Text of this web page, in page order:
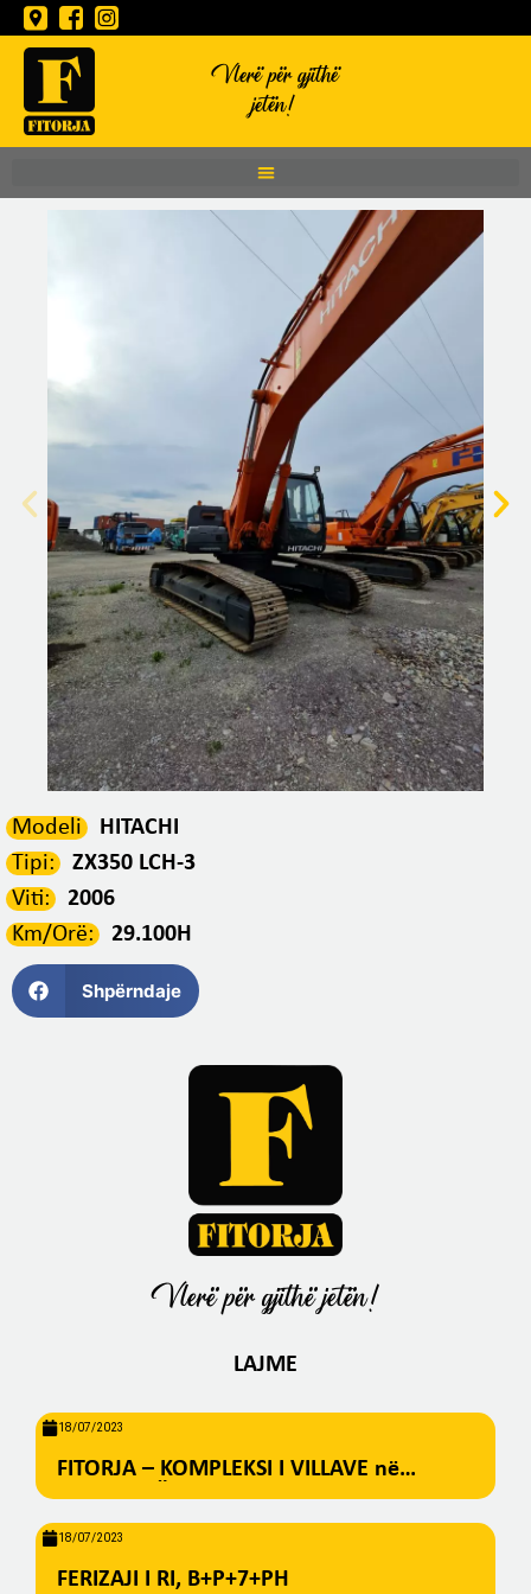
Vlerë për gjithë
jetën!
Modeli
HITACHI
Tipi:
ZX350 LCH-3
Viti:
2006
Km/Orë:
29.100H
Shpërndaje
Vlerë për gjithë jetën!
LAJME
18/07/2023
FITORJA – KOMPLEKSI I VILLAVE në
BREZOVICË
18/07/2023
FERIZAJI I RI, B+P+7+PH